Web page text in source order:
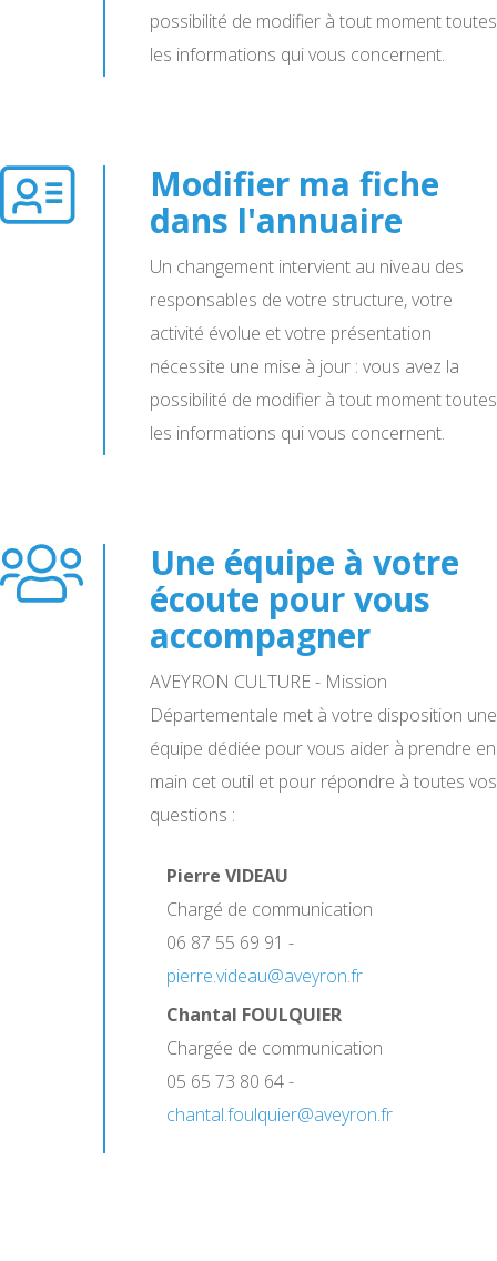
possibilité de modifier à tout moment toutes
les informations qui vous concernent.
Modifier ma fiche
dans l'annuaire
Un changement intervient au niveau des
responsables de votre structure, votre
activité évolue et votre présentation
nécessite une mise à jour : vous avez la
possibilité de modifier à tout moment toutes
les informations qui vous concernent.
Une équipe à votre
écoute pour vous
accompagner
AVEYRON CULTURE - Mission
Départementale met à votre disposition une
équipe dédiée pour vous aider à prendre en
main cet outil et pour répondre à toutes vos
questions :
Pierre VIDEAU
Chargé de communication
06 87 55 69 91 -
pierre.videau@aveyron.fr
Chantal FOULQUIER
Chargée de communication
05 65 73 80 64 -
chantal.foulquier@aveyron.fr